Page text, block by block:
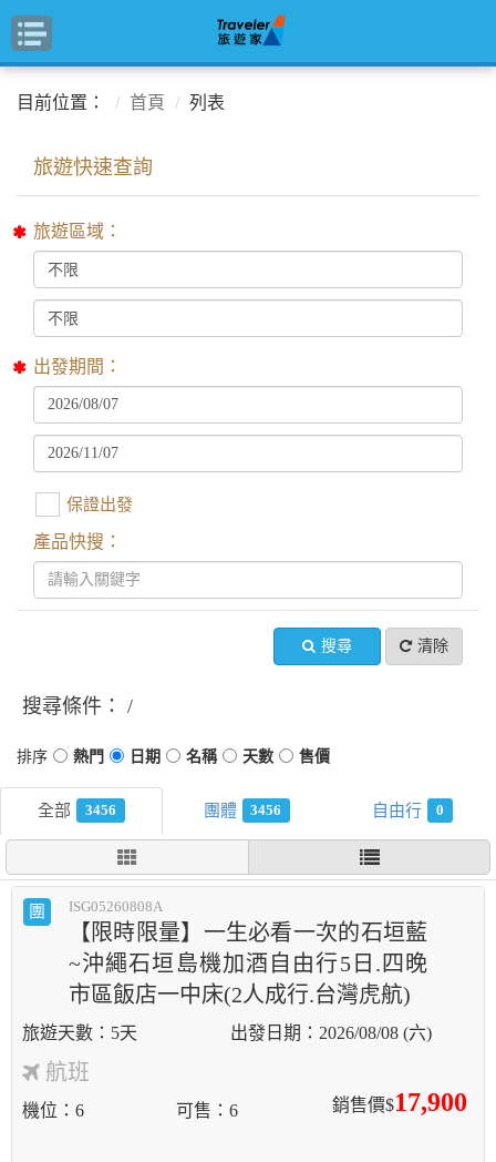
目前位置： 首頁 列表
旅遊區域：
出發期間：
保證出發
產品快搜：
搜尋 清除
搜尋條件：
3456 3456 0
團 ISG05260808A
【限時限量】一生必看一次的石垣藍
~沖繩石垣島機加酒自由行5日.四晚
市區飯店一中床(2人成行.台灣虎航)
5天 2026/08/08 (六)
航班
銷售價$17,900
機位 6 可售 6